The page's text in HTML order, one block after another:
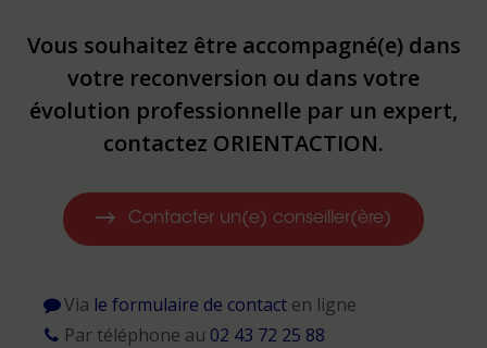
Vous souhaitez être accompagné(e) dans
votre reconversion ou dans votre
évolution professionnelle par un expert,
contactez ORIENTACTION.
Contacter un(e) conseiller(ère)
Via le formulaire de contacten ligne
Par téléphone au 02 43 72 25 88